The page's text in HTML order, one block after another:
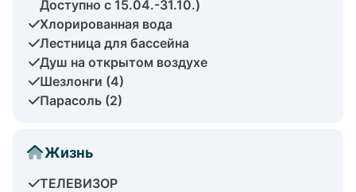
Доступно с 15.04.-31.10.)
Хлорированная вода
Лестница для бассейна
Душ на открытом воздухе
Шезлонги (4)
Парасоль (2)
Жизнь
ТЕЛЕВИЗОР